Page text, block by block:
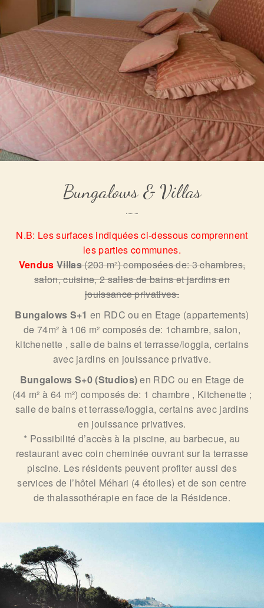
Bungalows & Villas
N.B: Les surfaces indiquées ci-dessous comprennent
les parties communes.
VendusVillas(203 m²) composées de: 3 chambres,
salon, cuisine, 2 salles de bains et jardins en
jouissance privatives.
Bungalows S+1 en RDC ou en Etage (appartements)
de 74m² à 106 m² composés de: 1chambre, salon,
kitchenette , salle de bains et terrasse/loggia, certains
avec jardins en jouissance privative.
Bungalows S+0 (Studios)en RDC ou en Etage de
(44 m² à 64 m²) composés de: 1 chambre , Kitchenette ;
salle de bains et terrasse/loggia, certains avec jardins
en jouissance privatives.
* Possibilité d’accès à la piscine, au barbecue, au
restaurant avec coin cheminée ouvrant sur la terrasse
piscine. Les résidents peuvent profiter aussi des
services de l’hôtel Méhari (4 étoiles) et de son centre
de thalassothérapie en face de la Résidence.